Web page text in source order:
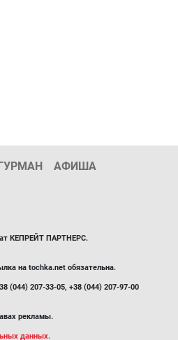
АФИША
КЕПРЕЙТ ПАРТНЕРС.
на tochka.net обязательна.
(044) 207-33-05, +38 (044) 207-97-00
рекламы.
данных.